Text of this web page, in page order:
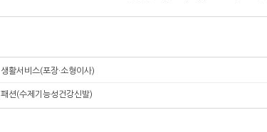
생활서비스(포장·소형이사)
패션(수제기능성건강신발)